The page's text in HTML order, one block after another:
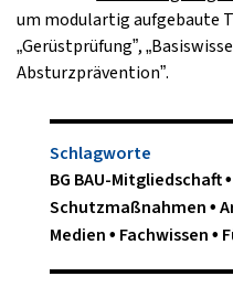
um modulartig aufgebaute
„Gerüstprüfung”,
Absturzprävention”.
Schlagworte
BG BAU-Mitgliedschaft
Schutzmaßnahmen
Medien
Fachwissen